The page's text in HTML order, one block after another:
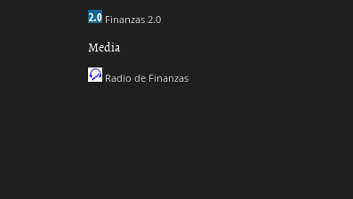
Finanzas 2.0
Media
Radio de Finanzas